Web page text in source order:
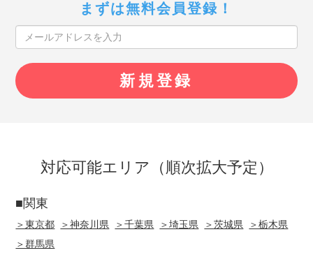
まずは無料会員登録！
対応可能エリア（順次拡大予定）
■関東
＞東京都 ＞神奈川県 ＞千葉県 ＞埼玉県 ＞茨城県
＞栃木県
＞群馬県